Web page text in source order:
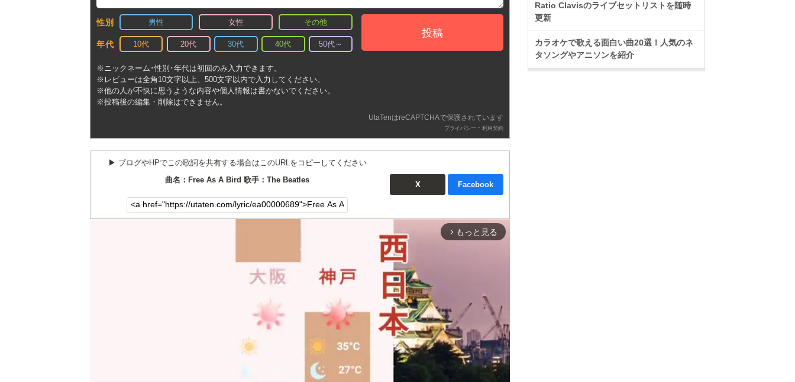
性別 男性 女性 その他
年代 10代 20代 30代 40代 50代～
投稿
※ニックネーム･性別･年代は初回のみ入力できます。
※レビューは全角10文字以上、500文字以内で入力してください。
※他の人が不快に思うような内容や個人情報は書かないでください。
※投稿後の編集・削除はできません。
UtaTenはreCAPTCHAで保護されています
プライバシー - 利用契約
▶︎ ブログやHPでこの歌詞を共有する場合はこのURLをコピーしてください
曲名：Free As A Bird 歌手：The Beatles
X Facebook
arrow_forward_ios もっと見る
Ratio Clavisのライブセットリストを随時
更新
カラオケで歌える面白い曲20選！人気のネ
タソングやアニソンを紹介